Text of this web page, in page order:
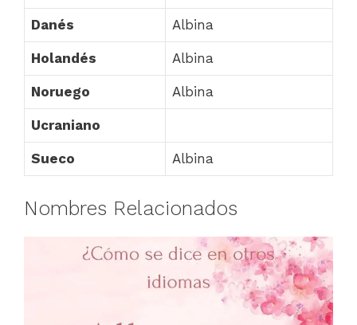
Danés Albina
Holandés Albina
Noruego Albina
Ucraniano
Sueco Albina
Nombres Relacionados